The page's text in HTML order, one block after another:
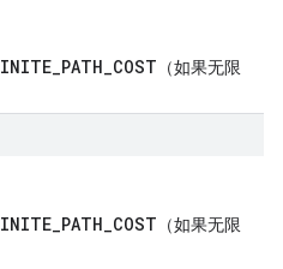
（如果无限
（如果无限